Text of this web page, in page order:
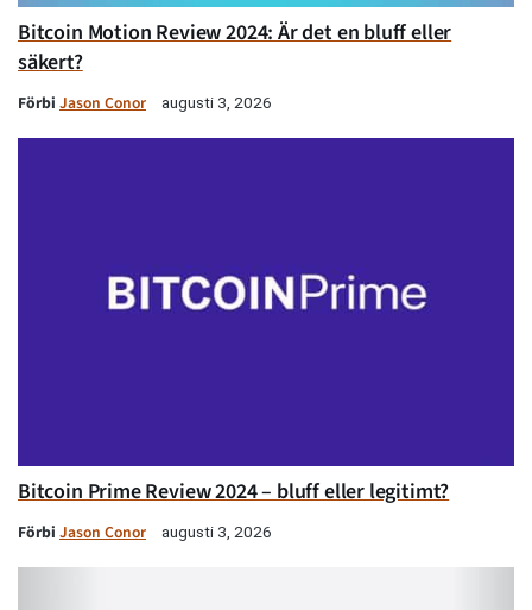
Bitcoin Motion Review 2024: Är det en bluff eller
säkert?
Förbi Jason Conor augusti 3, 2026
Bitcoin Prime Review 2024 – bluff eller legitimt?
Förbi Jason Conor augusti 3, 2026